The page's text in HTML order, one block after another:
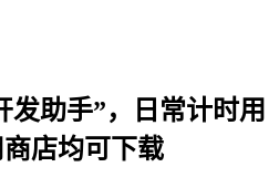
发助手”，日常计时用
店均可下载